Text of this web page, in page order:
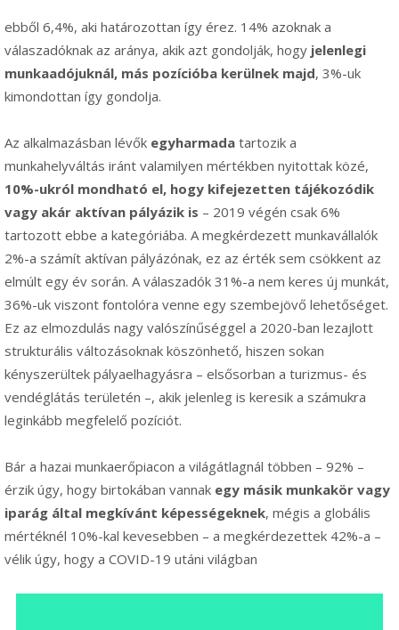
ebből 6,4%, aki határozottan így érez. 14% azoknak a
válaszadóknak az aránya, akik azt gondolják, hogy jelenlegi
munkaadójuknál, más pozícióba kerülnek majd, 3%-uk
kimondottan így gondolja.
Az alkalmazásban lévők egyharmada tartozik a
munkahelyváltás iránt valamilyen mértékben nyitottak közé,
10%-ukról mondható el, hogy kifejezetten tájékozódik
vagy akár aktívan pályázik is – 2019 végén csak 6%
tartozott ebbe a kategóriába. A megkérdezett munkavállalók
2%-a számít aktívan pályázónak, ez az érték sem csökkent az
elmúlt egy év során. A válaszadók 31%-a nem keres új munkát,
36%-uk viszont fontolóra venne egy szembejövő lehetőséget.
Ez az elmozdulás nagy valószínűséggel a 2020-ban lezajlott
strukturális változásoknak köszönhető, hiszen sokan
kényszerültek pályaelhagyásra – elsősorban a turizmus- és
vendéglátás területén –, akik jelenleg is keresik a számukra
leginkább megfelelő pozíciót.
Bár a hazai munkaerőpiacon a világátlagnál többen – 92% –
érzik úgy, hogy birtokában vannak egy másik munkakör vagy
iparág által megkívánt képességeknek, mégis a globális
mértéknél 10%-kal kevesebben – a megkérdezettek 42%-a –
vélik úgy, hogy a COVID-19 utáni világban